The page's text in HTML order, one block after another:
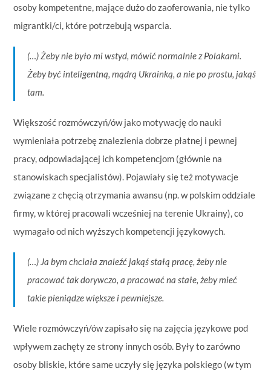
osoby kompetentne, mające dużo do zaoferowania, nie tylko
migrantki/ci, które potrzebują wsparcia.
(…)Żeby nie było mi wstyd, mówić normalnie z Polakami.
Żeby być inteligentną, mądrą Ukrainką, a nie po prostu, jakąś
tam.
Większość rozmówczyń/ów jako motywację do nauki
wymieniała potrzebę znalezienia dobrze płatnej i pewnej
pracy, odpowiadającej ich kompetencjom (głównie na
stanowiskach specjalistów). Pojawiały się też motywacje
związane z chęcią otrzymania awansu (np. w polskim oddziale
firmy, w której pracowali wcześniej na terenie Ukrainy), co
wymagało od nich wyższych kompetencji językowych.
(…) Ja bym chciała znaleźć jakąś stałą pracę, żeby nie
pracować tak dorywczo, a pracować na stałe, żeby mieć
takie pieniądze większe i pewniejsze.
Wiele rozmówczyń/ów zapisało się na zajęcia językowe pod
wpływem zachęty ze strony innych osób. Były to zarówno
osoby bliskie, które same uczyły się języka polskiego (w tym